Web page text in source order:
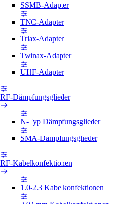
SSMB-Adapter
TNC-Adapter
Triax-Adapter
Twinax-Adapter
UHF-Adapter
RF-Dämpfungsglieder
N-Typ Dämpfungsglieder
SMA-Dämpfungsglieder
RF-Kabelkonfektionen
1.0-2.3 Kabelkonfektionen